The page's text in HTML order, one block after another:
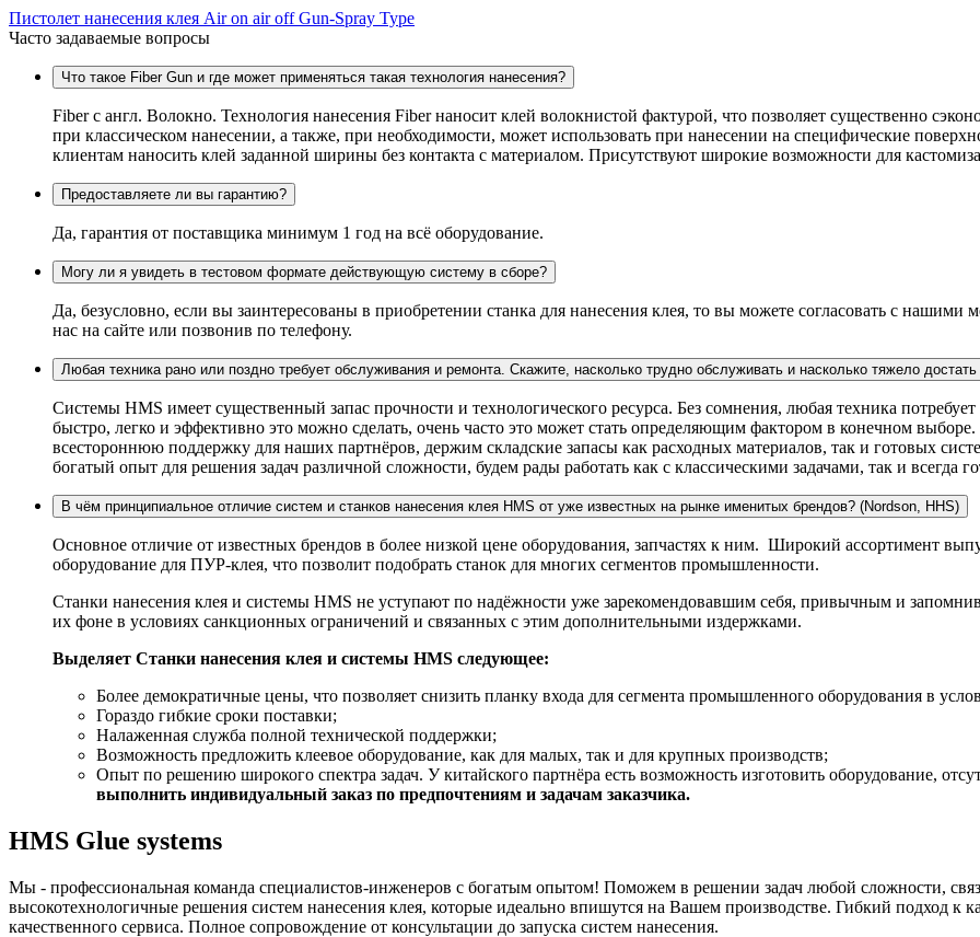
Пистолет нанесения клея Air on air off Gun-Spray Type
Часто задаваемые вопросы
Что такое Fiber Gun и где может применяться такая технология нанесения?
Fiber c англ. Волокно. Технология нанесения Fiber наносит клей волокнистой фактурой, что позволяет существенно
при классическом нанесении, а также, при необходимости, может использовать при нанесении на специфические
клиентам наносить клей заданной ширины без контакта с материалом. Присутствуют широкие возможности для
Предоставляете ли вы гарантию?
Да, гарантия от поставщика минимум 1 год на всё оборудование.
Могу ли я увидеть в тестовом формате действующую систему в сборе?
Да, безусловно, если вы заинтересованы в приобретении станка для нанесения клея, то вы можете согласовать с
нас на сайте или позвонив по телефону.
Любая техника рано или поздно требует обслуживания и ремонта. Скажите, насколько трудно обслуживать и насколько тяжело
Системы HMS имеет существенный запас прочности и технологического ресурса. Без сомнения, любая техника
быстро, легко и эффективно это можно сделать, очень часто это может стать определяющим фактором в конечном
всестороннюю поддержку для наших партнёров, держим складские запасы как расходных материалов, так и готовых
богатый опыт для решения задач различной сложности, будем рады работать как с классическими задачами, так и
В чём принципиальное отличие систем и станков нанесения клея HMS от уже известных на рынке именитых брендов? (Nordson, HHS)
Основное отличие от известных брендов в более низкой цене оборудования, запчастях к ним. Широкий ассортимент
оборудование для ПУР-клея, что позволит подобрать станок для многих сегментов промышленности.
Станки нанесения клея и системы HMS не уступают по надёжности уже зарекомендовавшим себя, привычным и
их фоне в условиях санкционных ограничений и связанных с этим дополнительными издержками.
Выделяет Станки нанесения клея и системы HMS следующее:
Более демократичные цены, что позволяет снизить планку входа для сегмента промышленного оборудования в
Гораздо гибкие сроки поставки;
Налаженная служба полной технической поддержки;
Возможность предложить клеевое оборудование, как для малых, так и для крупных производств;
Опыт по решению широкого спектра задач. У китайского партнёра есть возможность изготовить оборудование,
выполнить индивидуальный заказ по предпочтениям и задачам заказчика.
HMS Glue systems
Мы - профессиональная команда специалистов-инженеров с богатым опытом! Поможем в решении задач любой сложности,
высокотехнологичные решения систем нанесения клея, которые идеально впишутся на Вашем производстве. Гибкий подход к
качественного сервиса. Полное сопровождение от консультации до запуска систем нанесения.